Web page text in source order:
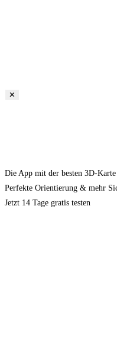
✕
Die App mit der besten 3D-Karte
Perfekte Orientierung & mehr
Jetzt 14 Tage gratis testen